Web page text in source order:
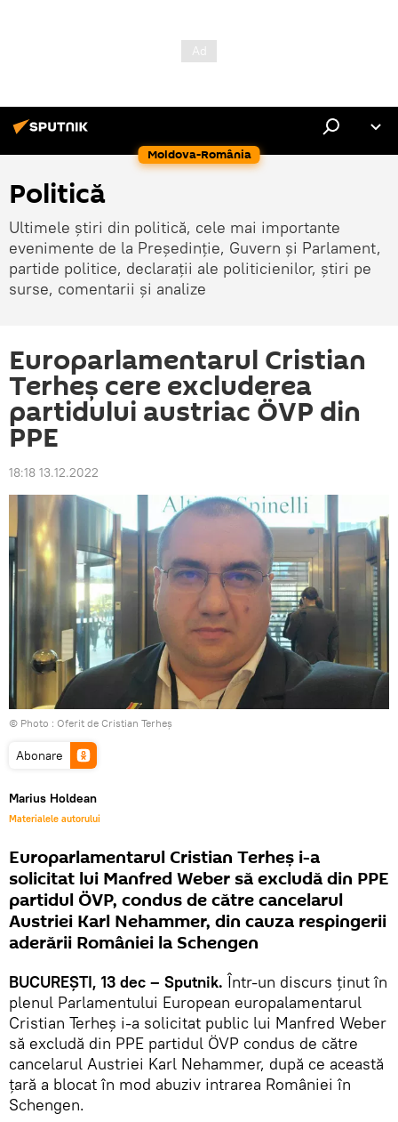
Moldova-România
Politică
Ultimele știri din politică, cele mai importante
evenimente de la Președinție, Guvern și Parlament,
partide politice, declarații ale politicienilor, știri pe
surse, comentarii și analize
Europarlamentarul Cristian
Terheș cere excluderea
partidului austriac ÖVP din
PPE
18:18 13.12.2022
© Photo : Oferit de Cristian Terheș
Abonare
Marius Holdean
Materialele autorului
Europarlamentarul Cristian Terheş i-a
solicitat lui Manfred Weber să excludă din PPE
partidul ÖVP, condus de către cancelarul
Austriei Karl Nehammer, din cauza respingerii
aderării României la Schengen
BUCUREŞTI, 13 dec – Sputnik. Într-un discurs ținut în
plenul Parlamentului European europalamentarul
Cristian Terheș i-a solicitat public lui Manfred Weber
să excludă din PPE partidul ÖVP condus de către
cancelarul Austriei Karl Nehammer, după ce această
țară a blocat în mod abuziv intrarea României în
Schengen.